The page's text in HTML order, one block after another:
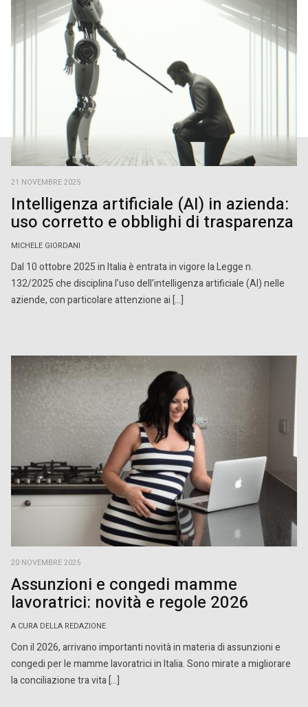
21 NOVEMBRE 2025
Intelligenza artificiale (AI) in azienda:
uso corretto e obblighi di trasparenza
MICHELE GIORDANI
Dal 10 ottobre 2025 in Italia è entrata in vigore la Legge n.
132/2025 che disciplina l’uso dell’intelligenza artificiale (AI) nelle
aziende, con particolare attenzione ai […]
20 NOVEMBRE 2025
Assunzioni e congedi mamme
lavoratrici: novità e regole 2026
A CURA DELLA REDAZIONE
Con il 2026, arrivano importanti novità in materia di assunzioni e
congedi per le mamme lavoratrici in Italia. Sono mirate a migliorare
la conciliazione tra vita […]